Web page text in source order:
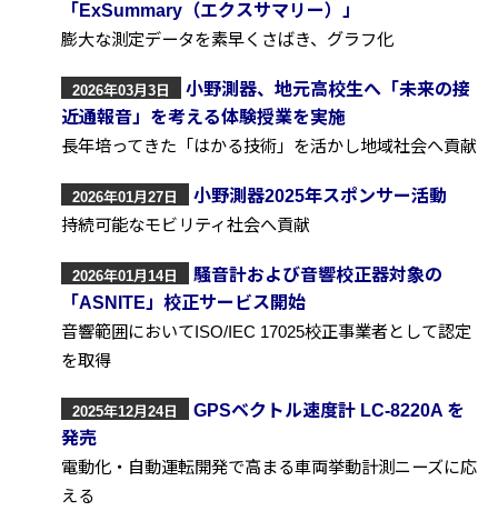
「ExSummary（エクスサマリー）」
膨大な測定データを素早くさばき、グラフ化
2026年03月3日
小野測器、地元高校生へ「未来の接
近通報音」を考える体験授業を実施
長年培ってきた「はかる技術」を活かし地域社会へ貢献
2026年01月27日
小野測器2025年スポンサー活動
持続可能なモビリティ社会へ貢献
2026年01月14日
騒音計および音響校正器対象の
「ASNITE」校正サービス開始
音響範囲においてISO/IEC 17025校正事業者として認定
を取得
2025年12月24日
GPSベクトル速度計 LC-8220A を
発売
電動化・自動運転開発で高まる車両挙動計測ニーズに応
える